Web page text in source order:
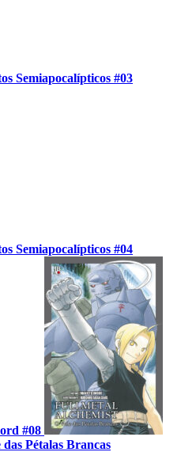
Semiapocalípticos #03
Semiapocalípticos #04
#08
Pétalas Brancas